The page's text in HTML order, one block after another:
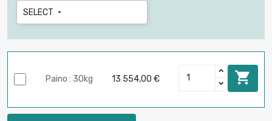
SELECT 
Paino : 30kg 13 554,00 € 